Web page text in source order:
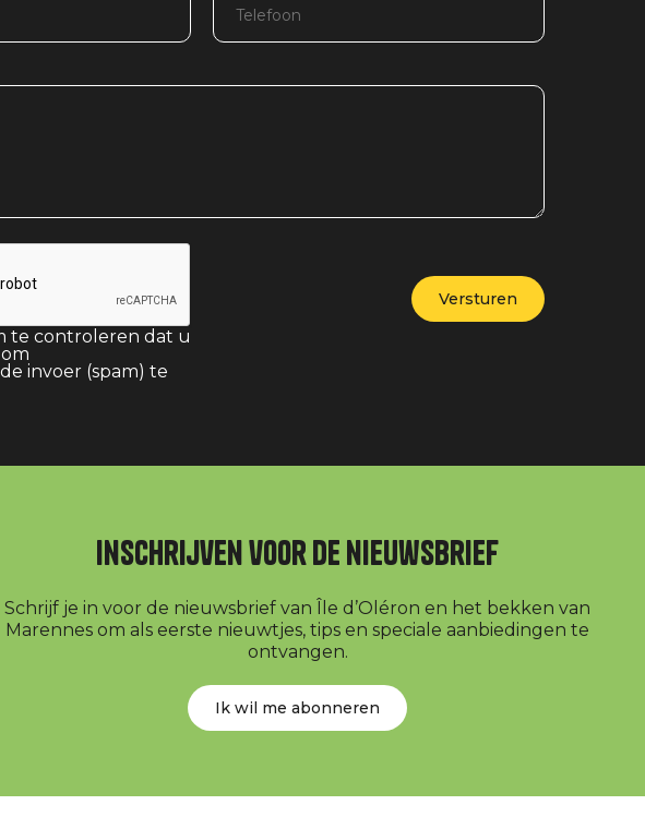
te controleren dat u
invoer (spam) te
Inschrijven voor de nieuwsbrief
Schrijf je in voor de nieuwsbrief van Île d’Oléron en het bekken van
Marennes om als eerste nieuwtjes, tips en speciale aanbiedingen te
ontvangen.
Ik wil me abonneren